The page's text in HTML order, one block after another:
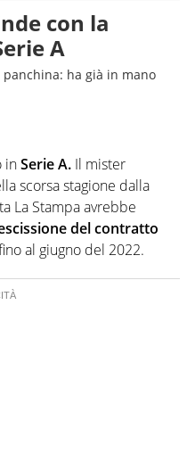
con la
A
ha già in mano
inSerie A. Il mister
scorsa stagione dalla
La Stampa avrebbe
del contratto
al giugno del 2022.